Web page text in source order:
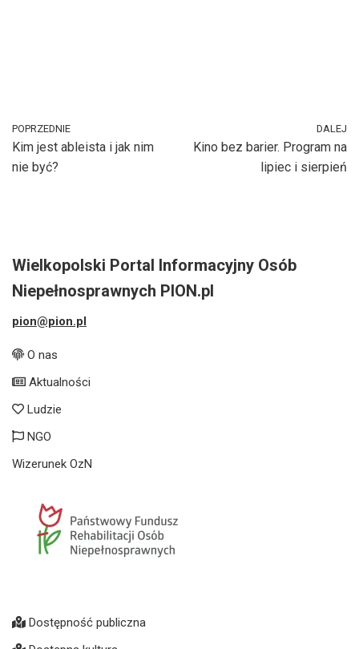
POPRZEDNIE
Kim jest ableista i jak nim
nie być?
DALEJ
Kino bez barier. Program na
lipiec i sierpień
Wielkopolski Portal Informacyjny Osób
Niepełnosprawnych PION.pl
pion@pion.pl
O nas
Aktualności
Ludzie
NGO
Wizerunek OzN
Dostępność publiczna